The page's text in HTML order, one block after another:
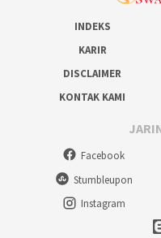
INDEKS
KARIR
DISCLAIMER
KONTAK KAMI
Facebook
Stumbleupon
Instagram